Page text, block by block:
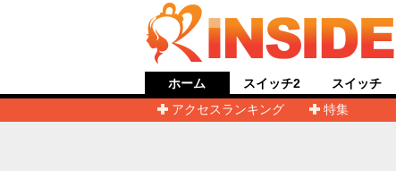
ホーム
アクセスランキング
特集
スイッチ2 スイッチ